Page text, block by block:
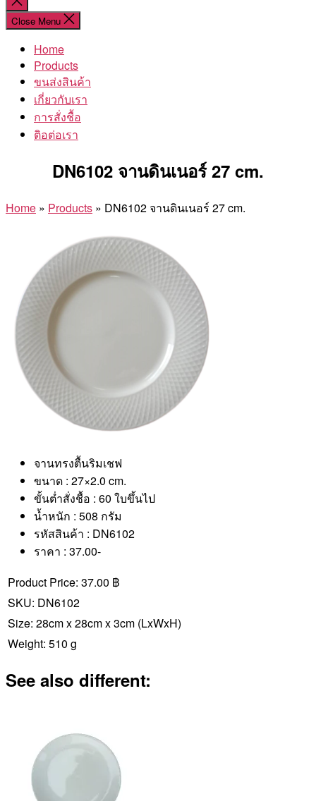
search
Close Menu
Home
Products
ขนส่งสินค้า
เกี่ยวกับเรา
การสั่งชื้อ
ติอต่อเรา
DN6102 จานดินเนอร์ 27 cm.
Home » Products » DN6102 จานดินเนอร์ 27 cm.
จานทรงตื้นริมเชฟ
ขนาด : 27×2.0 cm.
ขั้นต่ำสั่งชื้อ : 60 ใบขึ้นไป
น้ำหนัก : 508 กรัม
รหัสสินค้า : DN6102
ราคา : 37.00-
Product Price: 37.00 ฿
SKU: DN6102
Size: 28cm x 28cm x 3cm (LxWxH)
Weight: 510 g
See also different: